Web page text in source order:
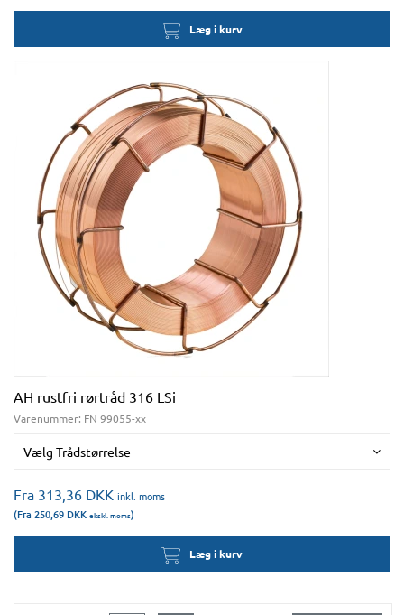
Læg i kurv
AH rustfri rørtråd 316 LSi
Varenummer: FN 99055-xx
Vælg Trådstørrelse
Fra 313,36 DKK inkl. moms
(Fra 250,69 DKK ekskl. moms)
Læg i kurv